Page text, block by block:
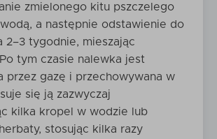
zmielonego kitu pszczelego
a następnie odstawienie do
2–3 tygodnie, mieszając
tym czasie nalewka jest
przez gazę i przechowywana w
się ją zazwyczaj
kilka kropel w wodzie lub
stosując kilka razy